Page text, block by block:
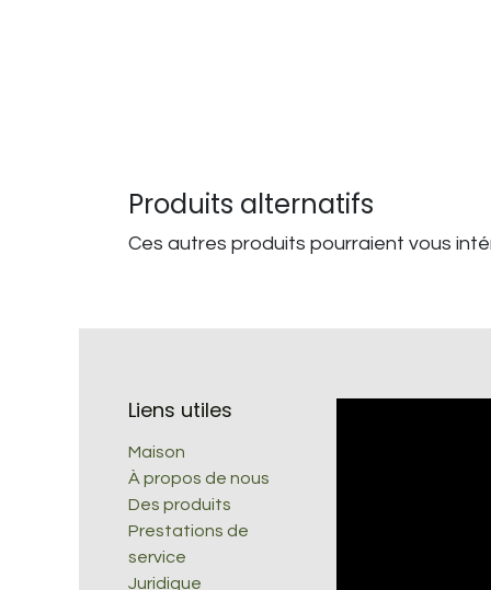
Produits alternatifs
Ces autres produits pourraient vous
Liens utiles
Maison
À propos de nous
Des produits
Prestations de
service
Juridique